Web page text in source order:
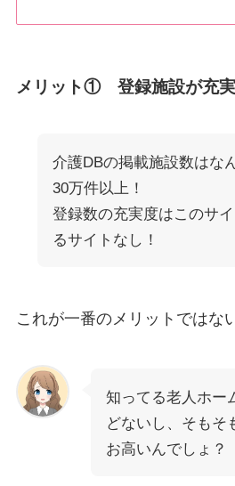
メリット① 登録施設が充実
介護DBの掲載施設数はな
30万件以上！
登録数の充実度はこのサ
るサイトなし！
これが一番のメリットではな
知ってる老人ホー
どないし、そもそ
お高いんでしょ？